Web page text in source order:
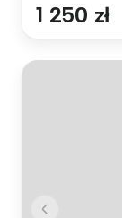
1 250 zł